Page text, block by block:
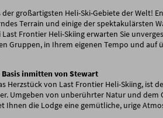
der großartigsten Heli-Ski-Gebiete der Welt!
Terrain und einige der spektakulärsten
Frontier Heli-Skiing erwarten Sie
Gruppen, in Ihrem eigenen Tempo und auf
Basis inmitten von Stewart
Herzstück von Last Frontier Heli-Skiing, ist
Umgeben von unberührter Natur und dem
Ihnen die Lodge eine gemütliche, urige